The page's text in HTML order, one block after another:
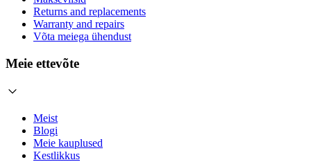
Returns and replacements
Warranty and repairs
Võta meiega ühendust
Meie ettevõte
Meist
Blogi
Meie kauplused
Kestlikkus